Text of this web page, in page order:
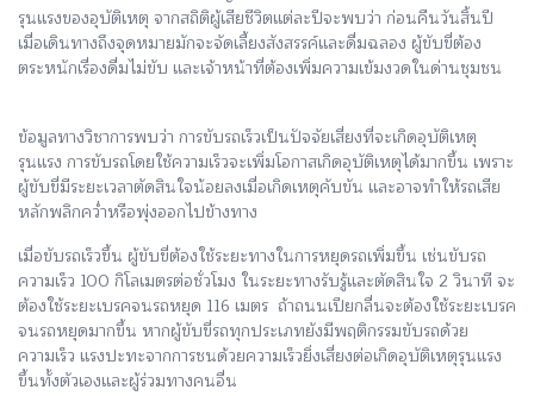
รุนแรงของอุบัติเหตุ จากสถิติผู้เสียชีวิตแต่ละปีจะพบว่า ก่อนคืนวันสิ้นปี
เมื่อเดินทางถึงจุดหมายมักจะจัดเลี้ยงสังสรรค์และดื่มฉลอง ผู้ขับขี่ต้อง
ตระหนักเรื่องดื่มไม่ขับ และเจ้าหน้าที่ต้องเพิ่มความเข้มงวดในด่านชุมชน
ข้อมูลทางวิชาการพบว่า การขับรถเร็วเป็นปัจจัยเสี่ยงที่จะเกิดอุบัติเหตุ
รุนแรง การขับรถโดยใช้ความเร็วจะเพิ่มโอกาสเกิดอุบัติเหตุได้มากขึ้น เพราะ
ผู้ขับขี่มีระยะเวลาตัดสินใจน้อยลงเมื่อเกิดเหตุคับขัน และอาจทำให้รถเสีย
หลักพลิกคว่ำหรือพุ่งออกไปข้างทาง
เมื่อขับรถเร็วขึ้น ผู้ขับขี่ต้องใช้ระยะทางในการหยุดรถเพิ่มขึ้น เช่นขับรถ
ความเร็ว 100 กิโลเมตรต่อชั่วโมง ในระยะทางรับรู้และตัดสินใจ 2 วินาที จะ
ต้องใช้ระยะเบรคจนรถหยุด 116 เมตร ถ้าถนนเปียกลื่นจะต้องใช้ระยะเบรค
จนรถหยุดมากขึ้น หากผู้ขับขี่รถทุกประเภทยังมีพฤติกรรมขับรถด้วย
ความเร็ว แรงปะทะจากการชนด้วยความเร็วยิ่งเสี่ยงต่อเกิดอุบัติเหตุรุนแรง
ขึ้นทั้งตัวเองและผู้ร่วมทางคนอื่น